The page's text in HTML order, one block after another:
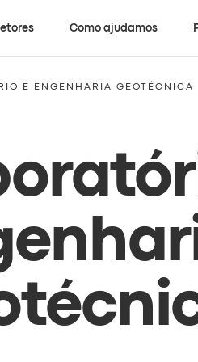
Como ajudamos
E ENGENHARIA GEOTÉCNICA